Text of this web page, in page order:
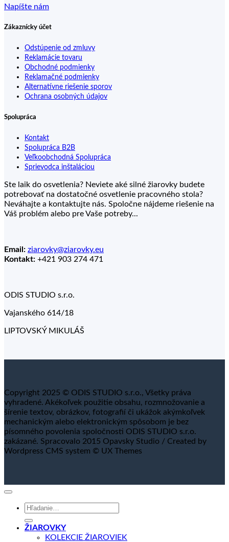
Napíšte nám
Zákaznícky účet
Odstúpenie od zmluvy
Reklamácie tovaru
Obchodné podmienky
Reklamačné podmienky
Alternatívne riešenie sporov
Ochrana osobných údajov
Spolupráca
Kontakt
Spolupráca B2B
Veľkoobchodná Spolupráca
Sprievodca inštaláciou
Ste laik do osvetlenia? Neviete aké silné žiarovky budete
potrebovať na dostatočné osvetlenie pracovného stola?
Neváhajte a kontaktujte nás. Spoločne nájdeme riešenie na
Váš problém alebo pre Vaše potreby...
Email: ziarovky@ziarovky.eu
Kontakt: +421 903 274 471
ODIS STUDIO s.r.o.
Vajanského 614/18
LIPTOVSKÝ MIKULÁŠ
Copyright 2025 © ODIS STUDIO s.r.o., Všetky práva
vyhradené. Akékoľvek použitie obsahu, rozmnožovanie a
šírenie textov, obrázkov, fotografií či ukážok akýmkoľvek
mechanickým alebo elektronickým spôsobom je bez
písomného povolenia spoločnosti ODIS STUDIO s.r.o.
zakázané. Spracovalo 2015 Opavsky Studio / Created by
Wordpress CMS system © UX Themes
Hľadať:
ŽIAROVKY
KOLEKCIE ŽIAROVIEK